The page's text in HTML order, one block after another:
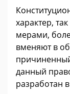
характер,
мерами,
вменяют в
данный
разработан